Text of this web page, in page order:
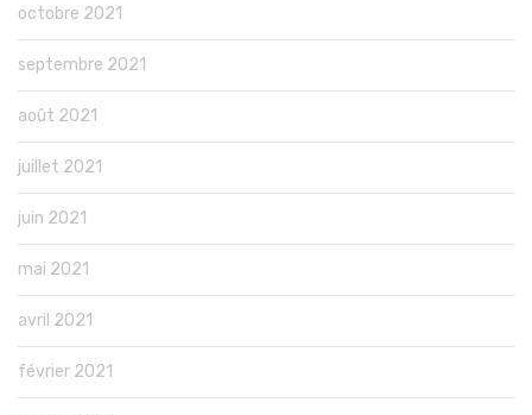
octobre 2021
septembre 2021
août 2021
juillet 2021
juin 2021
mai 2021
avril 2021
février 2021